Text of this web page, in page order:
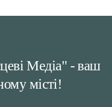
Медіа" - ваш
місті!